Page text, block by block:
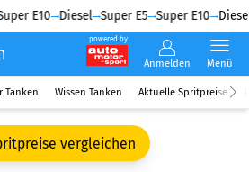
E10 Diesel Super E5 Super E10 Diesel
powered by
Anmelden Menü
Tanken Wissen Tanken Aktuelle Spritpreise
vergleichen